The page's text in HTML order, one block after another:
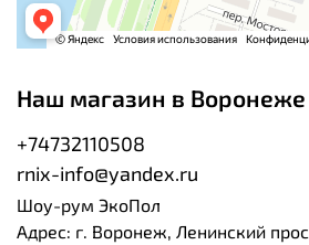
Наш магазин в Воронеже
+74732110508
rnix-info@yandex.ru
Шоу-рум ЭкоПол
Адрес: г. Воронеж, Ленинский